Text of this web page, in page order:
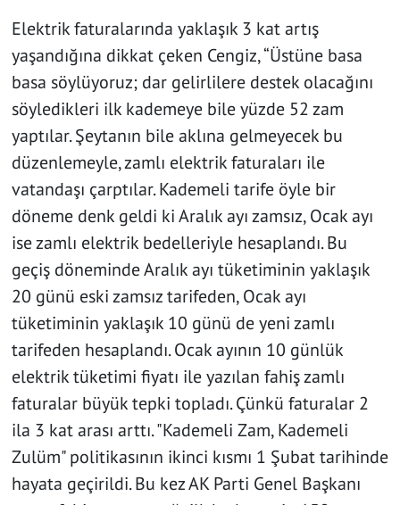
Elektrik faturalarında yaklaşık 3 kat artış
yaşandığına dikkat çeken Cengiz, “Üstüne basa
basa söylüyoruz; dar gelirlilere destek olacağını
söyledikleri ilk kademeye bile yüzde 52 zam
yaptılar. Şeytanın bile aklına gelmeyecek bu
düzenlemeyle, zamlı elektrik faturaları ile
vatandaşı çarptılar. Kademeli tarife öyle bir
döneme denk geldi ki Aralık ayı zamsız, Ocak ayı
ise zamlı elektrik bedelleriyle hesaplandı. Bu
geçiş döneminde Aralık ayı tüketiminin yaklaşık
20 günü eski zamsız tarifeden, Ocak ayı
tüketiminin yaklaşık 10 günü de yeni zamlı
tarifeden hesaplandı. Ocak ayının 10 günlük
elektrik tüketimi fiyatı ile yazılan fahiş zamlı
faturalar büyük tepki topladı. Çünkü faturalar 2
ila 3 kat arası arttı. "Kademeli Zam, Kademeli
Zulüm" politikasının ikinci kısmı 1 Şubat tarihinde
hayata geçirildi. Bu kez AK Parti Genel Başkanı